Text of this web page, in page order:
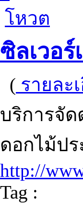
โหวต
ซิลเวอ
( รายละ
บริการจั
ดอกไม้ป
http://
Tag :